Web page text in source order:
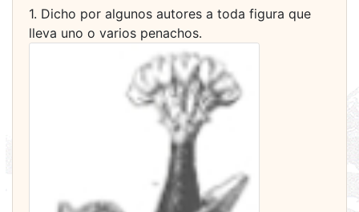
1. Dicho por algunos autores a toda figura que
lleva uno o varios penachos.